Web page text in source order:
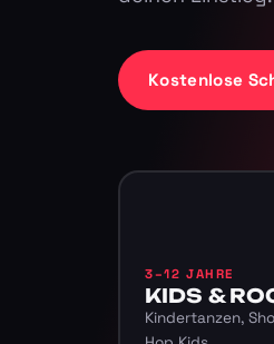
Kostenlose
3–12 JAHRE
KIDS &
Kindertanzen,